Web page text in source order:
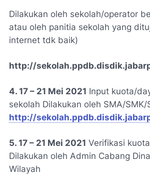
Dilakukan oleh sekolah/operator
atau oleh panitia sekolah yang
internet tdk baik)
http://
4. 17 – 21 Mei 2021 Input kuota/
sekolah Dilakukan oleh SMA/SMK/
http://
5. 17 – 21 Mei 2021 Verifikasi
Dilakukan oleh Admin Cabang
Wilayah